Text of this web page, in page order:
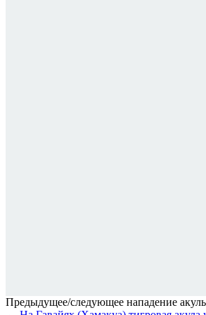
Предыдущее/следующее нападение